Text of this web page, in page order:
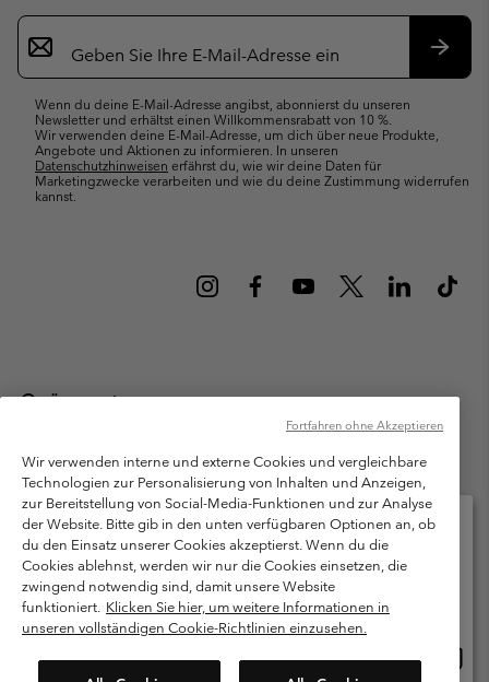
Newsletter-
Anmeldung
Wenn du deine E-Mail-Adresse angibst, abonnierst du unseren
Newsletter und erhältst einen Willkommensrabatt von 10 %.
Wir verwenden deine E-Mail-Adresse, um dich über neue Produkte,
Angebote und Aktionen zu informieren. In unseren
Datenschutzhinweisen erfährst du, wie wir deine Daten für
Marketingzwecke verarbeiten und wie du deine Zustimmung widerrufen
kannst.
Österreich
Columbia Sportswear Austria GmbH. Moosfeldstraße 1, 5101
Bergheim, Salzburg Österreich. Alle Rechte vorbehalten.
Nutzungsbedingungen
Allgemeine Verkaufsbedingungen
Garantie
Datenschutzerklärung
Bestimmungen und Bedingungen des Mitglieder Programms
Nutzungsbedingungen Für Nutzergenerierte Inhalte
Cookies
Kundenservice: Mo- Fr. 9:00 - 13:00 & 14:00- 18:00 Uhr
Wir verwenden interne und externe Cookies und vergleichbare
Technologien zur Personalisierung von Inhalten und Anzeigen,
zur Bereitstellung von Social-Media-Funktionen und zur Analyse
der Website. Bitte gib in den unten verfügbaren Optionen an, ob
du den Einsatz unserer Cookies akzeptierst. Wenn du die
Cookies ablehnst, werden wir nur die Cookies einsetzen, die
zwingend notwendig sind, damit unsere Website
funktioniert. Klicken Sie hier, um weitere Informationen in
unseren vollständigen Cookie-Richtlinien einzusehen.
Fortfahren ohne Akzeptieren
Bitte wählen Sie Ihr Lieferland und Ihre Sprache
Online-Einkauf verfügbar